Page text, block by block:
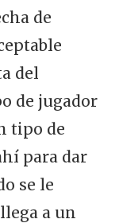
de
del
de jugador
tipo de
para dar
se le
a un